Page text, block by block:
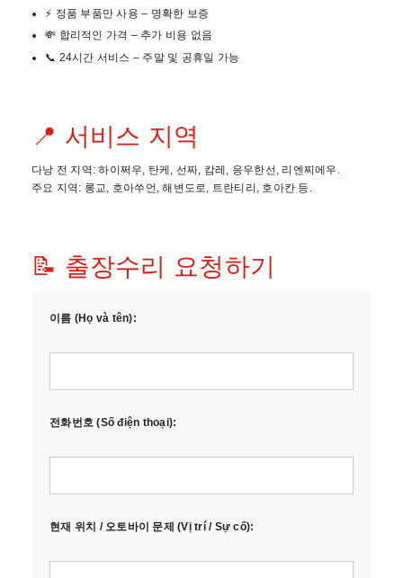
⚡ 정품 부품만 사용 – 명확한 보증
💸 합리적인 가격 – 추가 비용 없음
📞 24시간 서비스 – 주말 및 공휴일 가능
📍 서비스 지역
다낭 전 지역: 하이쩌우, 탄케, 선짜, 캄레, 응우한선, 리엔찌에우.
주요 지역: 롱교, 호아쑤언, 해변도로, 트란티리, 호아칸 등.
📝 출장수리 요청하기
이름 (Họ và tên):
전화번호 (Số điện thoại):
현재 위치 / 오토바이 문제 (Vị trí / Sự cố):